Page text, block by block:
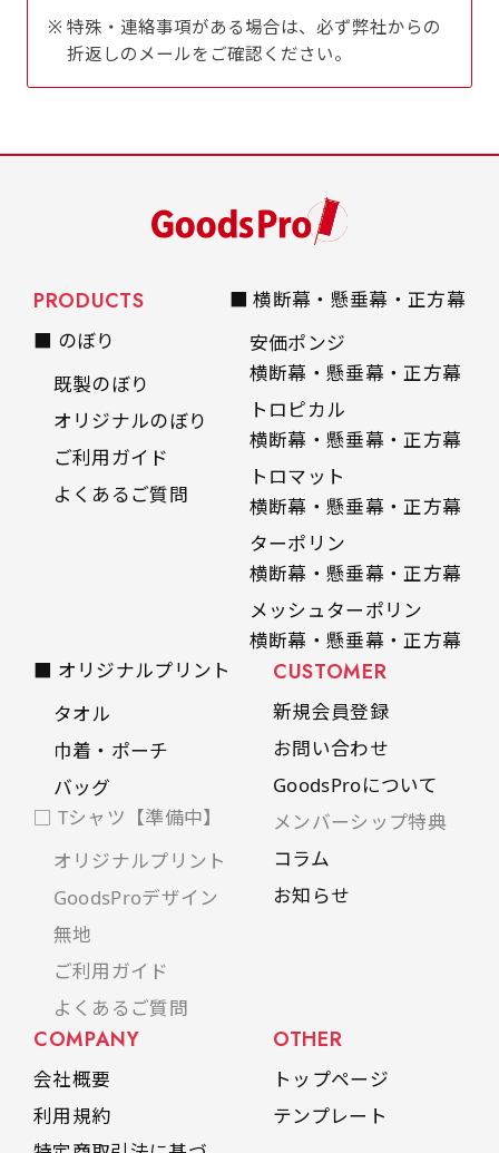
特殊・連絡事項がある場合は、必ず弊社からの
折返しのメールをご確認ください。
PRODUCTS
■ のぼり
既製のぼり
オリジナルのぼり
ご利用ガイド
よくあるご質問
■ 横断幕・懸垂幕・正方幕
安価ポンジ
横断幕・懸垂幕・正方幕
トロピカル
横断幕・懸垂幕・正方幕
トロマット
横断幕・懸垂幕・正方幕
ターポリン
横断幕・懸垂幕・正方幕
メッシュターポリン
横断幕・懸垂幕・正方幕
■ オリジナルプリント
タオル
巾着・ポーチ
バッグ
□ Tシャツ【準備中】
オリジナルプリント
GoodsProデザイン
無地
ご利用ガイド
よくあるご質問
CUSTOMER
新規会員登録
お問い合わせ
GoodsProについて
メンバーシップ特典
コラム
お知らせ
COMPANY
会社概要
利用規約
OTHER
トップページ
テンプレート